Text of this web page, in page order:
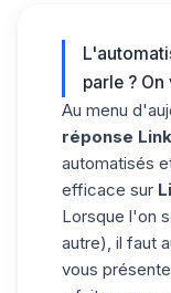
parle ?
Au menu
réponse
automatisés
efficace sur
Lorsque l'on
autre), il faut
vous